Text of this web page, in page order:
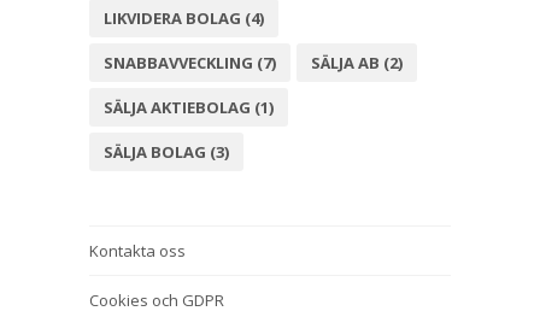
LIKVIDERA BOLAG (4)
SNABBAVVECKLING (7) SÄLJA AB (2)
SÄLJA AKTIEBOLAG (1)
SÄLJA BOLAG (3)
Kontakta oss
Cookies och GDPR